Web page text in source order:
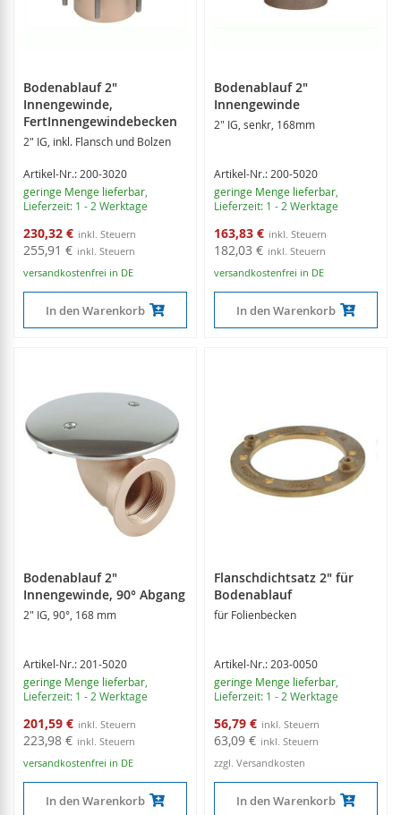
Bodenablauf 2"
Innengewinde,
FertInnengewindebecken
2" IG, inkl. Flansch und Bolzen
Artikel-Nr.: 200-3020
geringe Menge lieferbar
Lieferzeit: 1 - 2 Werktage
Sonderangebot
230,32 €
255,91 €
versandkostenfrei in DE
In den Warenkorb
Bodenablauf 2"
Innengewinde
2" IG, senkr, 168mm
Artikel-Nr.: 200-5020
geringe Menge lieferbar
Lieferzeit: 1 - 2 Werktage
Sonderangebot
163,83 €
182,03 €
versandkostenfrei in DE
In den Warenkorb
Bodenablauf 2"
Innengewinde, 90° Abgang
2" IG, 90°, 168 mm
Artikel-Nr.: 201-5020
geringe Menge lieferbar,
Lieferzeit: 1 - 2 Werktage
Sonderangebot
201,59 €
223,98 €
versandkostenfrei in DE
In den Warenkorb
Flanschdichtsatz 2" für
Bodenablauf
für Folienbecken
Artikel-Nr.: 203-0050
geringe Menge lieferbar,
Lieferzeit: 1 - 2 Werktage
Sonderangebot
56,79 €
63,09 €
zzgl. Versandkosten
In den Warenkorb